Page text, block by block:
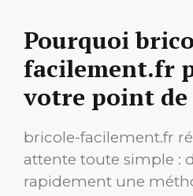
Pourquoi
facilement.fr
votre point
bricole-facilement.fr
attente toute simple :
rapidement une